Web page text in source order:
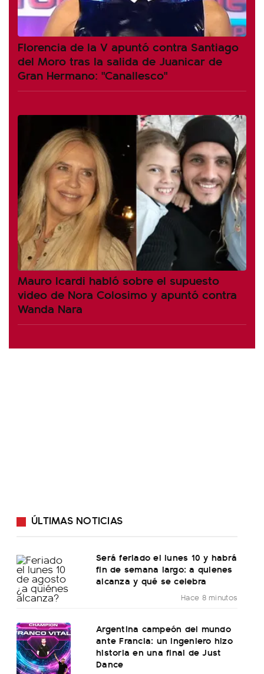
Florencia de la V apuntó contra Santiago
del Moro tras la salida de Juanicar de
Gran Hermano: "Canallesco"
Mauro Icardi habló sobre el supuesto
video de Nora Colosimo y apuntó contra
Wanda Nara
ÚLTIMAS NOTICIAS
Será feriado el lunes 10 y habrá
fin de semana largo: a quienes
alcanza y qué se celebra
Hace 8 minutos
Argentina campeón del mundo
ante Francia: un ingeniero hizo
historia en una final de Just
Dance